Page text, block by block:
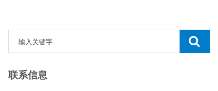
联系信息